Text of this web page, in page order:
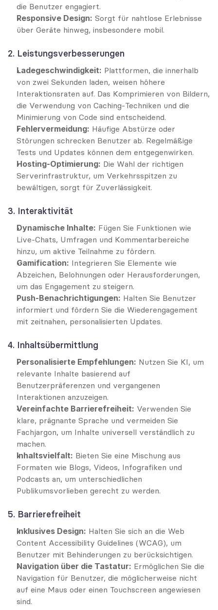
die Benutzer engagiert.
Responsive Design: Sorgt für nahtlose Erlebnisse
über Geräte hinweg, insbesondere mobil.
2. Leistungsverbesserungen
Ladegeschwindigkeit: Plattformen, die innerhalb
von zwei Sekunden laden, weisen höhere
Interaktionsraten auf. Das Komprimieren von Bildern,
die Verwendung von Caching-Techniken und die
Minimierung von Code sind entscheidend.
Fehlervermeidung: Häufige Abstürze oder
Störungen schrecken Benutzer ab. Regelmäßige
Tests und Updates können dem entgegenwirken.
Hosting-Optimierung: Die Wahl der richtigen
Serverinfrastruktur, um Verkehrsspitzen zu
bewältigen, sorgt für Zuverlässigkeit.
3. Interaktivität
Dynamische Inhalte: Fügen Sie Funktionen wie
Live-Chats, Umfragen und Kommentarbereiche
hinzu, um aktive Teilnahme zu fördern.
Gamification: Integrieren Sie Elemente wie
Abzeichen, Belohnungen oder Herausforderungen,
um das Engagement zu steigern.
Push-Benachrichtigungen: Halten Sie Benutzer
informiert und fördern Sie die Wiederengagement
mit zeitnahen, personalisierten Updates.
4. Inhaltsübermittlung
Personalisierte Empfehlungen: Nutzen Sie KI, um
relevante Inhalte basierend auf
Benutzerpräferenzen und vergangenen
Interaktionen anzuzeigen.
Vereinfachte Barrierefreiheit: Verwenden Sie
klare, prägnante Sprache und vermeiden Sie
Fachjargon, um Inhalte universell verständlich zu
machen.
Inhaltsvielfalt: Bieten Sie eine Mischung aus
Formaten wie Blogs, Videos, Infografiken und
Podcasts an, um unterschiedlichen
Publikumsvorlieben gerecht zu werden.
5. Barrierefreiheit
Inklusives Design: Halten Sie sich an die Web
Content Accessibility Guidelines (WCAG), um
Benutzer mit Behinderungen zu berücksichtigen.
Navigation über die Tastatur: Ermöglichen Sie die
Navigation für Benutzer, die möglicherweise nicht
auf eine Maus oder einen Touchscreen angewiesen
sind.